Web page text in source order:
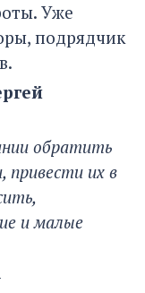
Уже
подрядчик
обратить
привести их в
и малые